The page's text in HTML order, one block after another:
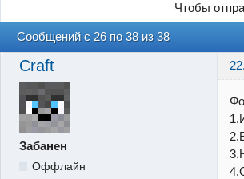
Чтобы
Сообщений с 26 по 38 из 38
Craft
Забанен
Оффлайн